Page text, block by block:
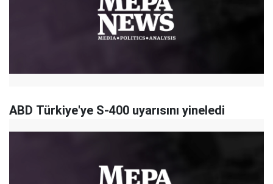
ABD Türkiye'ye S-400 uyarısını yineledi